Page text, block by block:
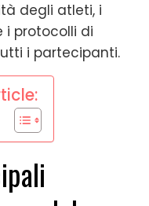
degli atleti, i
i protocolli di
i partecipanti.